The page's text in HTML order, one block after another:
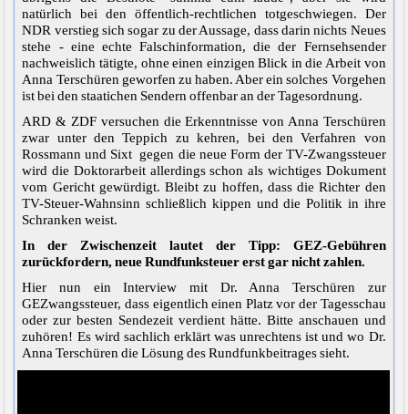
natürlich bei den öffentlich-rechtlichen totgeschwiegen. Der
NDR verstieg sich sogar zu der Aussage, dass darin nichts Neues
stehe - eine echte Falschinformation, die der Fernsehsender
nachweislich tätigte, ohne einen einzigen Blick in die Arbeit von
Anna Terschüren geworfen zu haben. Aber ein solches Vorgehen
ist bei den staatichen Sendern offenbar an der Tagesordnung.
ARD & ZDF versuchen die Erkenntnisse von Anna Terschüren
zwar unter den Teppich zu kehren, bei den Verfahren von
Rossmann und Sixt gegen die neue Form der TV-Zwangssteuer
wird die Doktorarbeit allerdings schon als wichtiges Dokument
vom Gericht gewürdigt. Bleibt zu hoffen, dass die Richter den
TV-Steuer-Wahnsinn schließlich kippen und die Politik in ihre
Schranken weist.
In der Zwischenzeit lautet der Tipp: GEZ-Gebühren
zurückfordern, neue Rundfunksteuer erst gar nicht zahlen.
Hier nun ein Interview mit Dr. Anna Terschüren zur
GEZwangssteuer, dass eigentlich einen Platz vor der Tagesschau
oder zur besten Sendezeit verdient hätte. Bitte anschauen und
zuhören! Es wird sachlich erklärt was unrechtens ist und wo Dr.
Anna Terschüren die Lösung des Rundfunkbeitrages sieht.